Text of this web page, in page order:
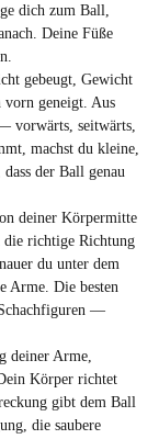
dich zum Ball,
Deine Füße
gebeugt, Gewicht
geneigt. Aus
vorwärts, seitwärts,
machst du kleine,
der Ball genau
deiner Körpermitte
richtige Richtung
du unter dem
Arme. Die besten
—
deiner Arme,
Körper richtet
gibt dem Ball
die saubere